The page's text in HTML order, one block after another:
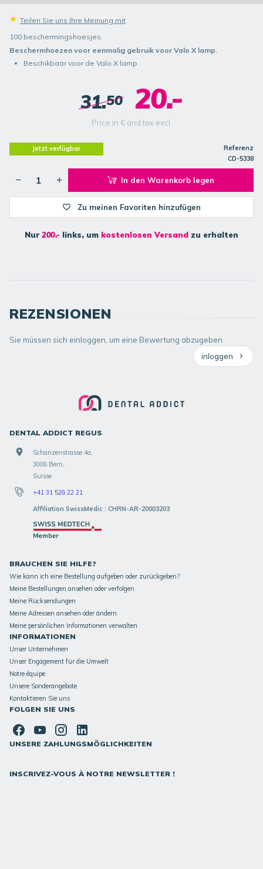
Teilen Sie uns Ihre Meinung mit
100 beschermingshoesjes.
Beschermhoezen voor eenmalig gebruik voor Valo X lamp.
Beschikbaar voor de Valo X lamp
31.50 20.-
Price in € and tax excl.
Jetzt verfügbar
Referenz
CD-5338
In den Warenkorb legen
Zu meinen Favoriten hinzufügen
Nur200.- links, um kostenlosen Versandzu erhalten
REZENSIONEN
Sie müssen sich einloggen, um eine Bewertung abzugeben
inloggen
DENTAL ADDICT REGUS
Schanzenstrasse 4a,
3008 Bern,
Suisse
+41 31 528 22 21
Affiliation SwissMedic : CHRN-AR-20003203
BRAUCHEN SIE HILFE?
Wie kann ich eine Bestellung aufgeben oder zurückgeben?
Meine Bestellungen ansehen oder verfolgen
Meine Rücksendungen
Meine Adressen ansehen oder ändern
Meine persönlichen Informationen verwalten
INFORMATIONEN
Unser Unternehmen
Unser Engagement für die Umwelt
Notre équipe
Unsere Sonderangebote
Kontaktieren Sie uns
FOLGEN SIE UNS
UNSERE ZAHLUNGSMÖGLICHKEITEN
INSCRIVEZ-VOUS À NOTRE NEWSLETTER !